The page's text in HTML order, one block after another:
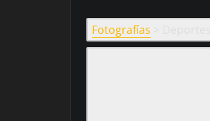
Fotografías